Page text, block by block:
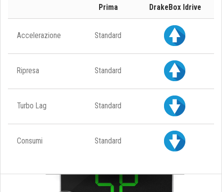
Prima DrakeBox Idrive
Accelerazione Standard
Ripresa Standard
Turbo Lag Standard
Consumi Standard